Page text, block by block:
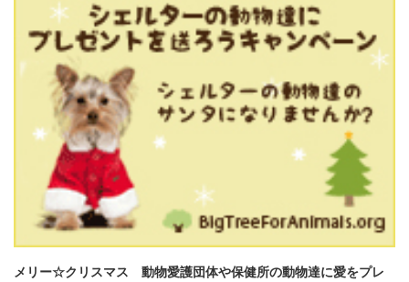
メリー☆クリスマス 動物愛護団体や保健所の動物達に愛をプレ